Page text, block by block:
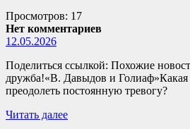
Просмотров: 17
Нет комментариев
12.05.2026
Поделиться ссылкой: Похожие
дружба!«В. Давыдов и Голиаф»Какая
преодолеть постоянную тревогу?
Читать далее